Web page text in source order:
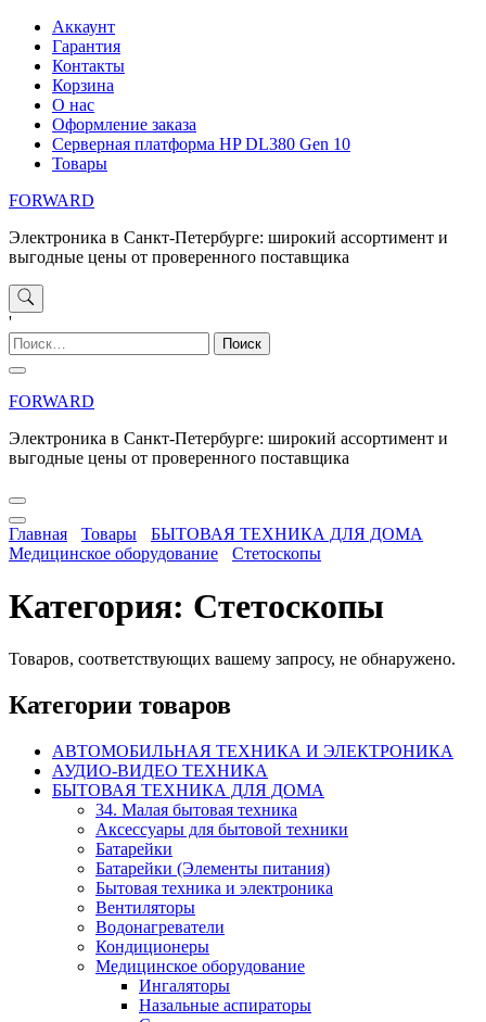
Перейти
содержимому
Аккаунт
Гарантия
Контакты
Корзина
О нас
Оформление заказа
Серверная платформа HP DL380 Gen 10
Товары
FORWARD
Электроника в Санкт-Петербурге: широкий ассортимент и
выгодные цены от проверенного поставщика
'
Найти:
FORWARD
Электроника в Санкт-Петербурге: широкий ассортимент и
выгодные цены от проверенного поставщика
Главная Товары
БЫТОВАЯ ТЕХНИКА ДЛЯ ДОМА
Медицинское оборудование
Стетоскопы
Категория: Стетоскопы
Товаров, соответствующих вашему запросу, не обнаружено.
Категории товаров
АВТОМОБИЛЬНАЯ ТЕХНИКА И ЭЛЕКТРОНИКА
АУДИО-ВИДЕО ТЕХНИКА
БЫТОВАЯ ТЕХНИКА ДЛЯ ДОМА
34. Малая бытовая техника
Аксессуары для бытовой техники
Батарейки
Батарейки (Элементы питания)
Бытовая техника и электроника
Вентиляторы
Водонагреватели
Кондиционеры
Медицинское оборудование
Ингаляторы
Назальные аспираторы